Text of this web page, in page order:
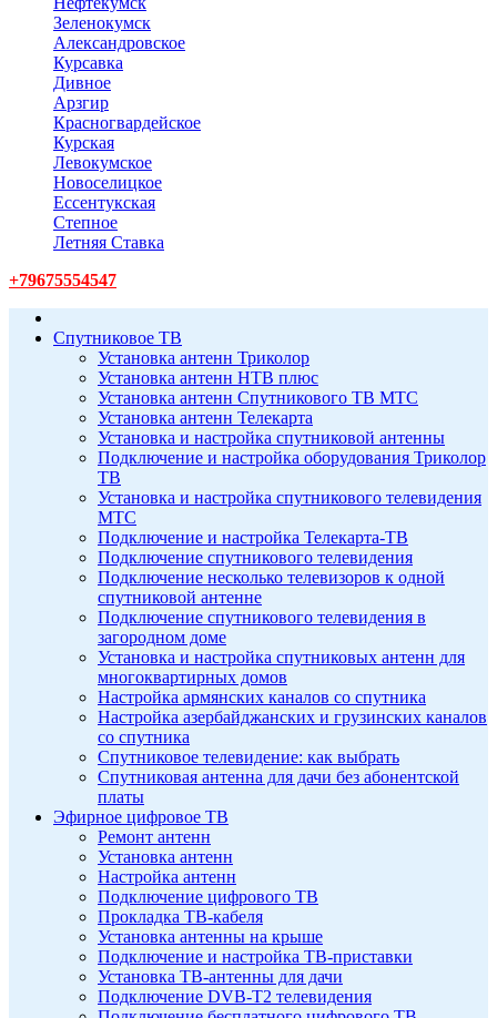
Зеленокумск
Александровское
Курсавка
Дивное
Арзгир
Красногвардейское
Курская
Левокумское
Новоселицкое
Ессентукская
Степное
Летняя Ставка
+79675554547
Спутниковое ТВ
Установка антенн Триколор
Установка антенн НТВ плюс
Установка антенн Спутникового ТВ МТС
Установка антенн Телекарта
Установка и настройка спутниковой антенны
Подключение и настройка оборудования Триколор
ТВ
Установка и настройка спутникового телевидения
МТС
Подключение и настройка Телекарта-ТВ
Подключение спутникового телевидения
Подключение несколько телевизоров к одной
спутниковой антенне
Подключение спутникового телевидения в
загородном доме
Установка и настройка спутниковых антенн для
многоквартирных домов
Настройка армянских каналов со спутника
Настройка азербайджанских и грузинских каналов
со спутника
Спутниковое телевидение: как выбрать
Спутниковая антенна для дачи без абонентской
платы
Эфирное цифровое ТВ
Ремонт антенн
Установка антенн
Настройка антенн
Подключение цифрового ТВ
Прокладка ТВ-кабеля
Установка антенны на крыше
Подключение и настройка ТВ-приставки
Установка ТВ-антенны для дачи
Подключение DVB-T2 телевидения